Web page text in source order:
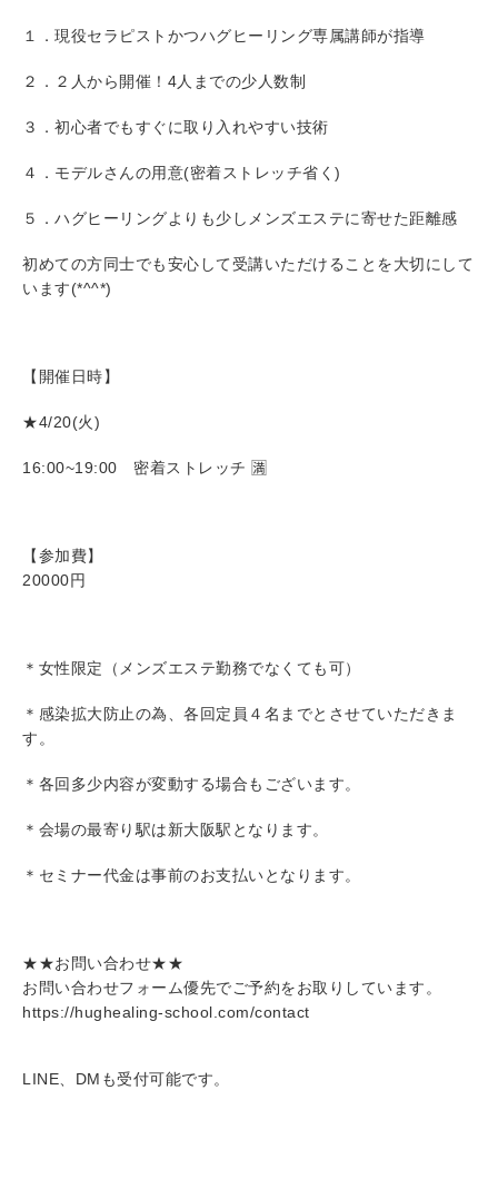
１．現役セラピストかつハグヒーリング専属講師が指導
２．２人から開催！4人までの少人数制
３．初心者でもすぐに取り入れやすい技術
４．モデルさんの用意(密着ストレッチ省く)
５．ハグヒーリングよりも少しメンズエステに寄せた距離感
初めての方同士でも安心して受講いただけることを大切にして
います(*^^*)
【開催日時】
★4/20(火)
16:00~19:00 密着ストレッチ 🈵
【参加費】
20000円
＊女性限定（メンズエステ勤務でなくても可）
＊感染拡大防止の為、各回定員４名までとさせていただきま
す。
＊各回多少内容が変動する場合もございます。
＊会場の最寄り駅は新大阪駅となります。
＊セミナー代金は事前のお支払いとなります。
★★お問い合わせ★★
お問い合わせフォーム優先でご予約をお取りしています。
https://hughealing-school.com/contact
LINE、DMも受付可能です。